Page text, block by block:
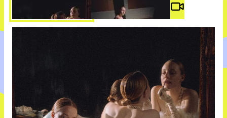
Video #